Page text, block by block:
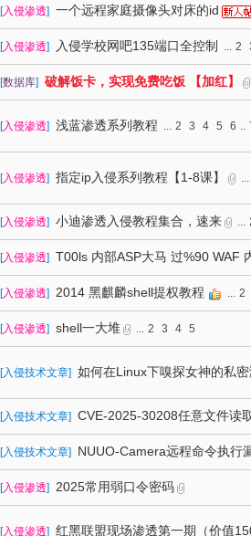
[入侵渗透] 一个远程家庭摄像头对床的id
[入侵渗透] 入侵学校网吧135端口全控制 ... 2
[数据库] 破解饭卡，实现免费吃饭 【加红】
[入侵渗透] 浅蓝渗透系列教程 ... 2 3 4 5 6 ..
[入侵渗透] 指定ip入侵系列教程【1-8课】 ...
[入侵渗透] 小迪渗透入侵教程集合，速来 ...
[入侵渗透] T00ls 内部ASP大马 过%90 WAF
[入侵渗透] 2014 黑麒麟shell提权教程 ... 2
[入侵渗透] shell一大堆 ... 2 3 4 5
[入侵技术文章] 如何在Linux下嗅探女神的私密
[入侵技术文章] CVE-2025-30208任意文件读
[入侵技术文章] NUUO-Camera远程命令执行
[入侵渗透] 2025常用弱口令密码
[入侵渗透] 红黑联盟现场渗透第一期（价值